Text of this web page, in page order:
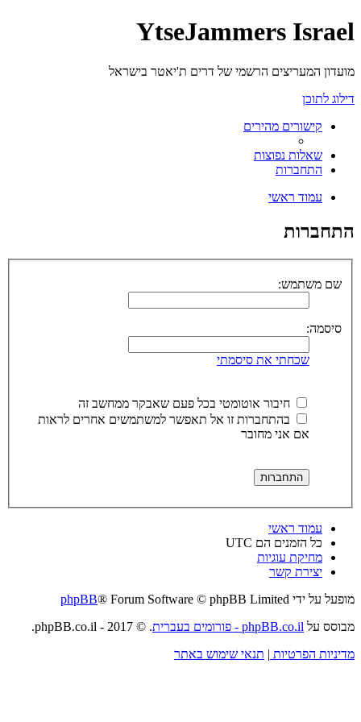
YtseJammers Israel
מועדון המעריצים הרשמי של דרים ת'יאטר בישראל
דילוג לתוכן
קישורים מהירים
שאלות נפוצות
התחברות
עמוד ראשי
התחברות
שם משתמש:
סיסמה:
שכחתי את סיסמתי
חיבור אוטומטי בכל פעם שאבקר ממחשב זה
בהתחברות זו אל תאפשר למשתמשים אחרים לראות
אם אני מחובר
עמוד ראשי
כל הזמנים הם UTC
מחיקת עוגיות
יצירת קשר
מופעל על ידי
phpBB® Forum Software © phpBB Limited
מבוסס על phpBB.co.il - פורומים בעברית
. © 2017 - phpBB.co.il.
מדיניות הפרטיות | תנאי שימוש באתר